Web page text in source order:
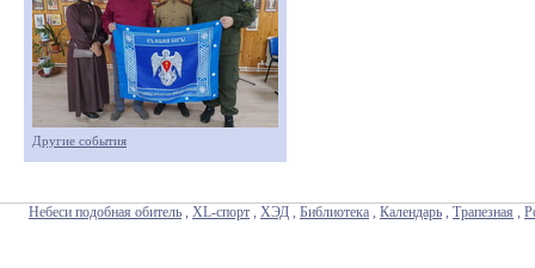
Другие события
Небеси подобная обитель , XL-спорт , ХЭД , Библиотека , Календарь , Трапезная ,